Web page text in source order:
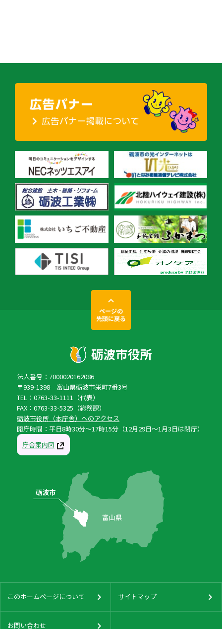
ページの
先頭に戻る
法人番号：7000020162086
〒939-1398 富山県砺波市栄町7番3号
TEL：0763-33-1111（代表）
FAX：0763-33-5325（総務課）
砺波市役所（本庁舎）へのアクセス
開庁時間：平日8時30分〜17時15分（12月29日〜1月3日は閉庁）
庁舎案内図
このホームページについて サイトマップ
お問い合わせ